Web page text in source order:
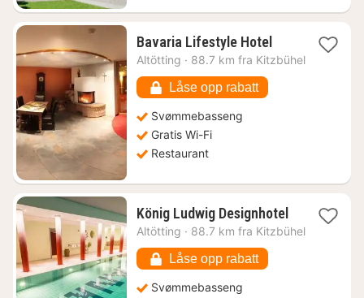
Bavaria Lifestyle Hotel1
natt
Altötting · 88.7 km fra Kitzbühel
Låse opp rabatt
Svømmebasseng
Gratis Wi-Fi
Restaurant
König Ludwig Designhotel1
natt
Altötting · 88.7 km fra Kitzbühel
Låse opp rabatt
Svømmebasseng